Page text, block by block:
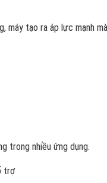
máy tạo ra áp lực mạnh
trong nhiều ứng dụng.
trợ